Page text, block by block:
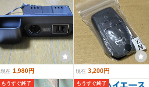
現在 1,980円 現在 3,200円
もうすぐ終了 もうすぐ終了